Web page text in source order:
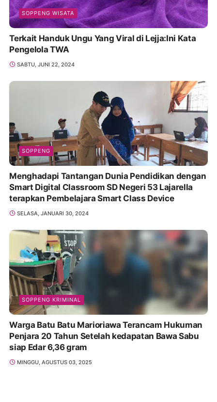
SOPPENG WISATA
Terkait Handuk Ungu Yang Viral di Lejja:Ini Kata
Pengelola TWA
SABTU, JUNI 22, 2024
SOPPENG
Menghadapi Tantangan Dunia Pendidikan dengan
Smart Digital Classroom SD Negeri 53 Lajarella
terapkan Pembelajara Smart Class Device
SELASA, JANUARI 30, 2024
SOPPENG KRIMINAL
Warga Batu Batu Marioriawa Terancam Hukuman
Penjara 20 Tahun Setelah kedapatan Bawa Sabu
siap Edar 6,36 gram
MINGGU, AGUSTUS 03, 2025